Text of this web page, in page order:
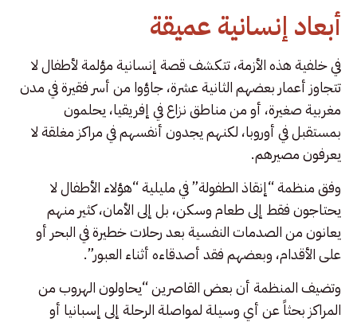
أبعاد إنسانية عميقة
في خلفية هذه الأزمة، تتكشف قصة إنسانية مؤلمة لأطفال لا
تتجاوز أعمار بعضهم الثانية عشرة، جاؤوا من أسر فقيرة في مدن
مغربية صغيرة، أو من مناطق نزاع في إفريقيا، يحلمون
بمستقبل في أوروبا، لكنهم يجدون أنفسهم في مراكز مغلقة لا
يعرفون مصيرهم.
وفق منظمة “إنقاذ الطفولة” في مليلية “هؤلاء الأطفال لا
يحتاجون فقط إلى طعام وسكن، بل إلى الأمان، كثير منهم
يعانون من الصدمات النفسية بعد رحلات خطيرة في البحر أو
على الأقدام، وبعضهم فقد أصدقاءه أثناء العبور”.
وتضيف المنظمة أن بعض القاصرين “يحاولون الهروب من
المراكز بحثاً عن أي وسيلة لمواصلة الرحلة إلى إسبانيا أو